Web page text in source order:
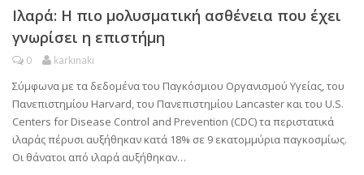
Ιλαρά: Η πιο μολυσματική ασθένεια που έχει
γνωρίσει η επιστήμη
0 karkinaki
Σύμφωνα με τα δεδομένα του Παγκόσμιου Οργανισμού Υγείας, του
Πανεπιστημίου Harvard, του Πανεπιστημίου Lancaster και του U.S.
Centers for Disease Control and Prevention (CDC) τα περιστατικά
ιλαράς πέρυσι αυξήθηκαν κατά 18% σε 9 εκατομμύρια παγκοσμίως.
Οι θάνατοι από ιλαρά αυξήθηκαν…